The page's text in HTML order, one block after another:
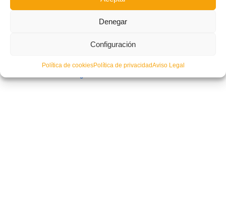
Denegar
Configuración
Política de cookiesPolítica de privacidadAviso Legal